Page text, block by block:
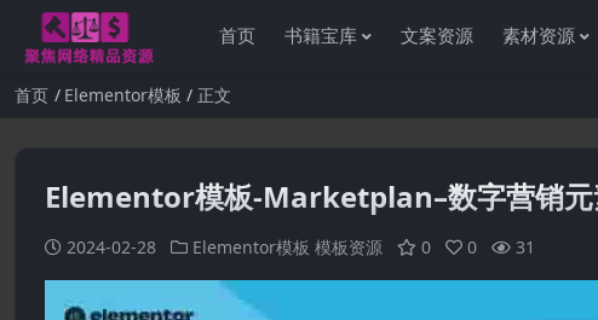
首页 书籍宝库 文案资源 素材资源
首页 Elementor模板 正文
Elementor模板-Marketplan–数字营销元
2024-02-28 Elementor模板 模板资源 0 0 31